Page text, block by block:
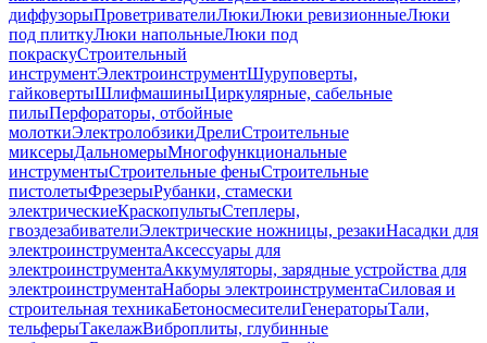
диффузорыПроветривателиЛюкиЛюки ревизионныеЛюки
под плиткуЛюки напольныеЛюки под
покраскуСтроительный
инструментЭлектроинструментШуруповерты,
гайковертыШлифмашиныЦиркулярные, сабельные
пилыПерфораторы, отбойные
молоткиЭлектролобзикиДрелиСтроительные
миксерыДальномерыМногофункциональные
инструментыСтроительные феныСтроительные
пистолетыФрезерыРубанки, стамески
электрическиеКраскопультыСтеплеры,
гвоздезабивателиЭлектрические ножницы, резакиНасадки для
электроинструментаАксессуары для
электроинструментаАккумуляторы, зарядные устройства для
электроинструментаНаборы электроинструментаСиловая и
строительная техникаБетоносмесителиГенераторыТали,
тельферыТакелажВиброплиты, глубинные